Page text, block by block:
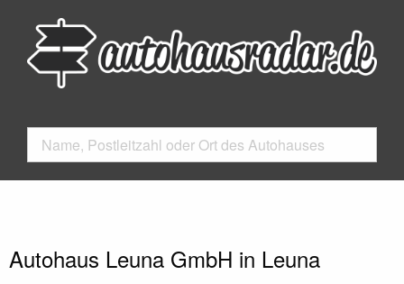
Autohaus Leuna GmbH in Leuna